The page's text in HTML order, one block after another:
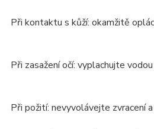
Při kontaktu s kůží: okamžitě
Při zasažení očí: vyplachujte
Při požití: nevyvolávejte zvracení